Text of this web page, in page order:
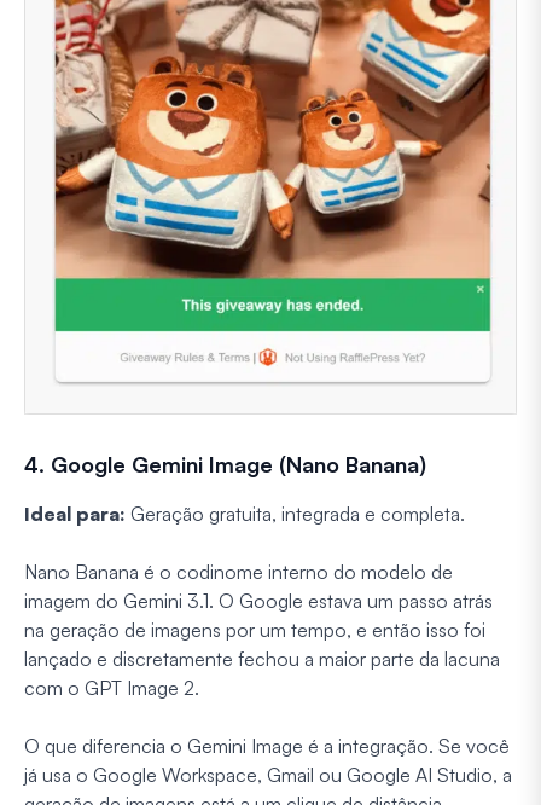
4. Google Gemini Image (Nano Banana)
Ideal para: Geração gratuita, integrada e completa.
Nano Banana é o codinome interno do modelo de
imagem do Gemini 3.1. O Google estava um passo atrás
na geração de imagens por um tempo, e então isso foi
lançado e discretamente fechou a maior parte da lacuna
com o GPT Image 2.
O que diferencia o Gemini Image é a integração. Se você
já usa o Google Workspace, Gmail ou Google AI Studio, a